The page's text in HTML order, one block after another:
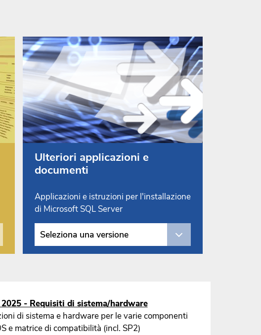
Ulteriori applicazioni e
documenti
Applicazioni e istruzioni per l'installazione
di Microsoft SQL Server
Seleziona una versione
2025 - Requisiti di sistema/hardware
di sistema e hardware per le varie componenti
e matrice di compatibilità (incl. SP2)